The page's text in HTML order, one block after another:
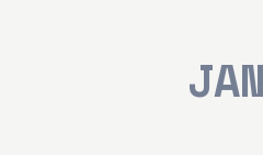
LES
LES